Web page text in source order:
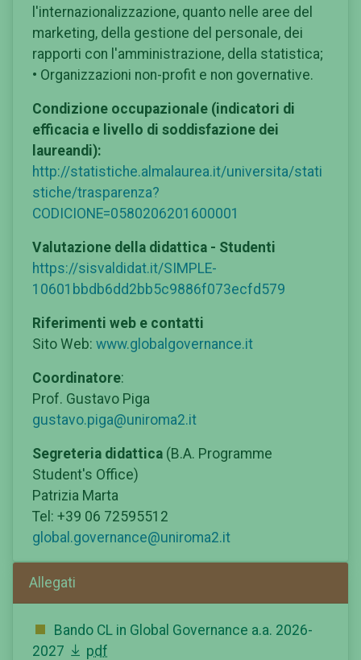
l'internazionalizzazione, quanto nelle aree del
marketing, della gestione del personale, dei
rapporti con l'amministrazione, della statistica;
• Organizzazioni non-profit e non governative.
Condizione occupazionale (indicatori di
efficacia e livello di soddisfazione dei
laureandi):
http://statistiche.almalaurea.it/universita/stati
stiche/trasparenza?
CODICIONE=0580206201600001
Valutazione della didattica - Studenti
https://sisvaldidat.it/SIMPLE-
10601bbdb6dd2bb5c9886f073ecfd579
Riferimenti web e contatti
Sito Web: www.globalgovernance.it
Coordinatore:
Prof. Gustavo Piga
gustavo.piga@uniroma2.it
Segreteria didattica (B.A. Programme
Student's Office)
Patrizia Marta
Tel: +39 06 72595512
global.governance@uniroma2.it
Allegati
Bando CL in Global Governance a.a. 2026-
2027
pdf